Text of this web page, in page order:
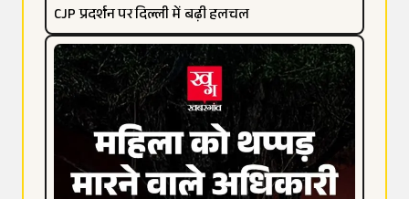
CJP प्रदर्शन पर दिल्ली में बढ़ी हलचल